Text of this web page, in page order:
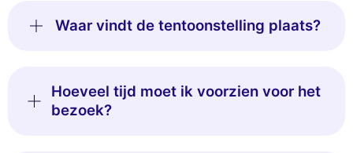
Waar vindt de tentoonstelling plaats?
Hoeveel tijd moet ik voorzien voor het
bezoek?